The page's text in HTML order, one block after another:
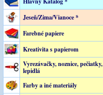
Jeseň/Zima/Vianoce *
Farebné papiere
Kreativita s papierom
Vyrezávačky, noznice, pečiatky,
lepidlá
Farby a iné materiály